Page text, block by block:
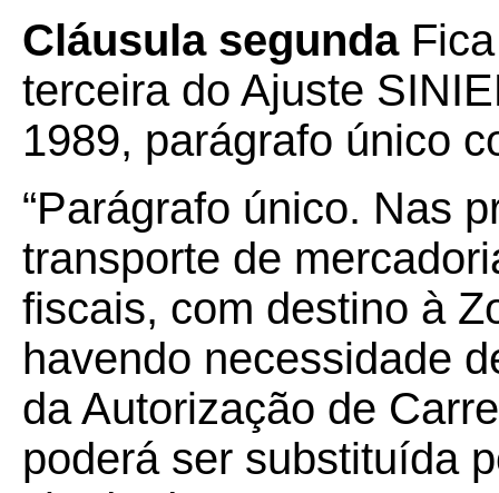
Cláusula segunda
terceira do Ajuste
1989, parágrafo único
“Parágrafo único. Nas
transporte de
fiscais, com destino à
havendo necessidade
da Autorização de
poderá ser substituída